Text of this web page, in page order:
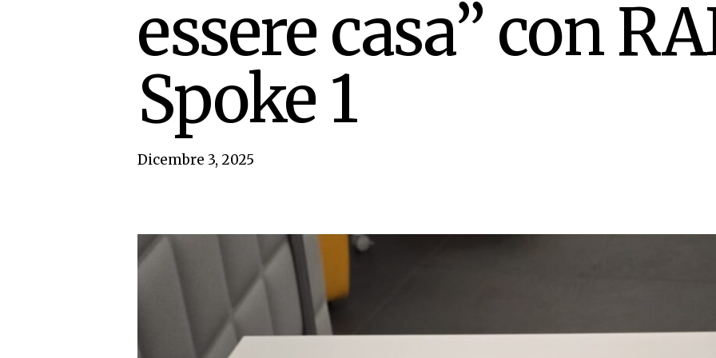
essere casa” con
Spoke 1
Dicembre 3, 2025